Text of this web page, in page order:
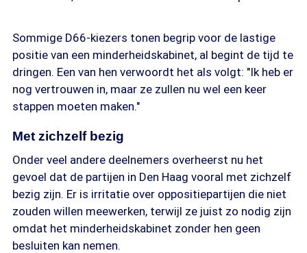
Sommige D66-kiezers tonen begrip voor de lastige
positie van een minderheidskabinet, al begint de tijd te
dringen. Een van hen verwoordt het als volgt: "Ik heb er
nog vertrouwen in, maar ze zullen nu wel een keer
stappen moeten maken."
Met zichzelf bezig
Onder veel andere deelnemers overheerst nu het
gevoel dat de partijen in Den Haag vooral met zichzelf
bezig zijn. Er is irritatie over oppositiepartijen die niet
zouden willen meewerken, terwijl ze juist zo nodig zijn
omdat het minderheidskabinet zonder hen geen
besluiten kan nemen.